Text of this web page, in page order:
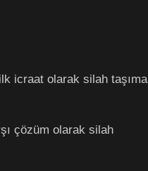
icraat olarak silah taşıma
çözüm olarak silah